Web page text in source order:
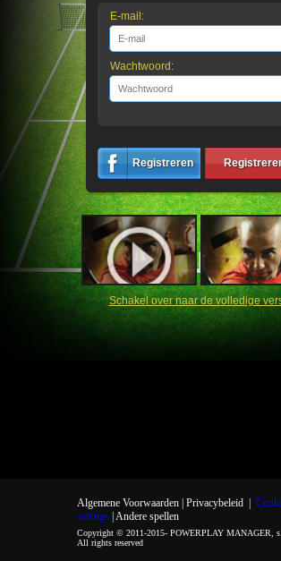
E-mail:
Wachtwoord:
Registreren
Schakel over naar de volledige
Algemene Voorwaarden | Privacybeleid|
settings | Andere spellen
Copyright © 2011-2015- POWERPLAY MANAGER,
All rights reserved